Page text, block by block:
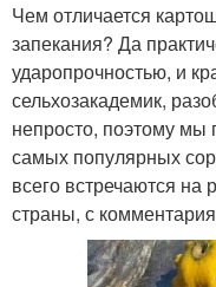
Чем отличается
запекания? Да
ударопрочностью, и
сельхозакадемик,
непросто, поэтому мы
самых популярных
всего встречаются
страны, с